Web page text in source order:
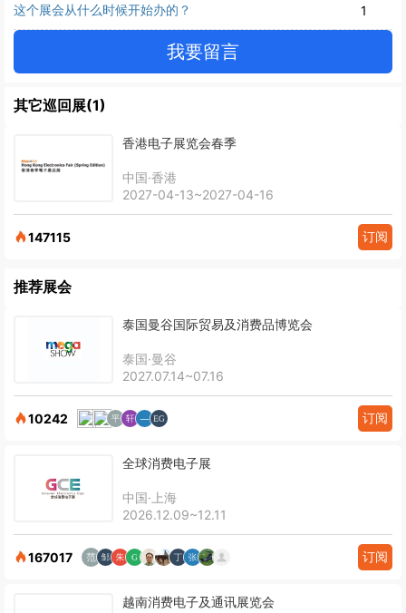
这个展会从什么时候开始办的？ 1
我要留言
其它巡回展(1)
香港电子展览会春季
中国·香港
2027-04-13~2027-04-16
147115 订阅
推荐展会
泰国曼谷国际贸易及消费品博览会
泰国·曼谷
2027.07.14~07.16
10242 订阅
全球消费电子展
中国·上海
2026.12.09~12.11
167017 订阅
越南消费电子及通讯展览会